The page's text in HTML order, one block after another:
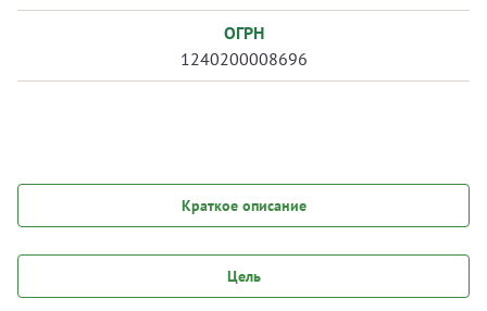
ОГРН
1240200008696
Краткое описание
Цель